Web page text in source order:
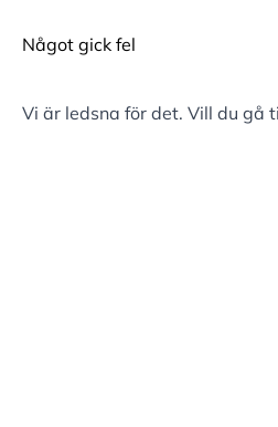
Något gick fel
Vi är ledsna för det. Vill du gå